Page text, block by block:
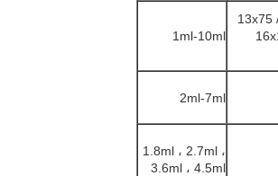
13x75
1ml-10ml
2ml-7ml
1.8ml ، 2.7ml ،
3.6ml ، 4.5ml